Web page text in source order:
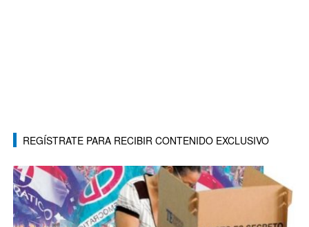
REGÍSTRATE PARA RECIBIR CONTENIDO EXCLUSIVO